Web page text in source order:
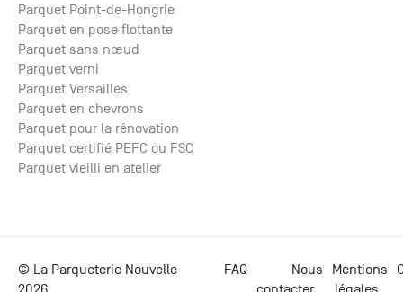
Parquet Point-de-Hongrie
Parquet en pose flottante
Parquet sans nœud
Parquet verni
Parquet Versailles
Parquet en chevrons
Parquet pour la rénovation
Parquet certifié PEFC ou FSC
Parquet vieilli en atelier
© La Parqueterie Nouvelle
FAQ
Nous
Mentions